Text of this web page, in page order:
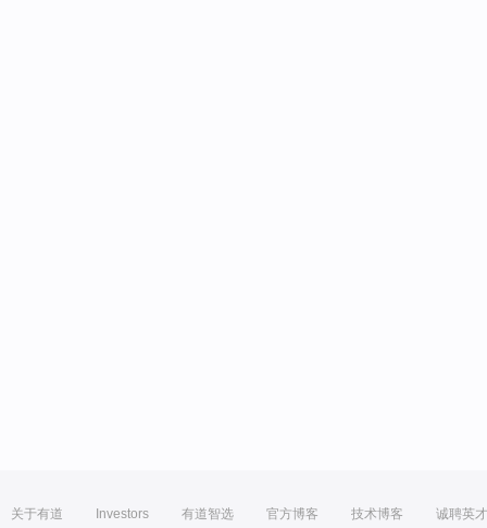
关于有道 Investors 有道智选 官方博客 技术博客 诚聘英才